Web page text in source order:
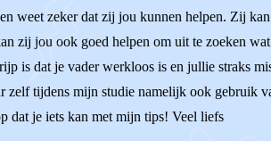
weet zeker dat zij jou kunnen helpen. Zij
zij jou ook goed helpen om uit te zoeken
is dat je vader werkloos is en jullie straks
tijdens mijn studie namelijk ook gebruik
dat je iets kan met mijn tips! Veel liefs